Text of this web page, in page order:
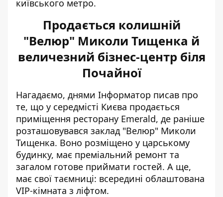
київського метро.
Продається колишній
"Велюр" Миколи Тищенка й
величезний бізнес-центр біля
Почайної
Нагадаємо, днями Інформатор писав про
те, що у середмісті Києва продається
приміщення ресторану Emerald, де раніше
розташовувався заклад "Велюр" Миколи
Тищенка. Воно розміщено у царському
будинку, має преміальний ремонт та
загалом готове приймати гостей. А ще,
має свої таємниці: всередині облаштована
VIP-кімната з ліфтом.